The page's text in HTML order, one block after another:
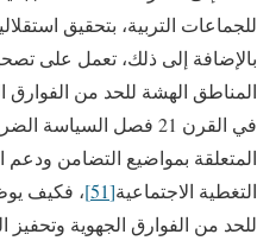
للجماعات التربية، بتحقيق
بالإضافة إلى ذلك، تعمل على
المناطق الهشة للحد من الفوارق
في القرن 21 فصل
المتعلقة بمواضيع التضامن ودعم
التغطية الاجتماعية[51]
، فكيف
للحد من الفوارق الجهوية وتحفيز